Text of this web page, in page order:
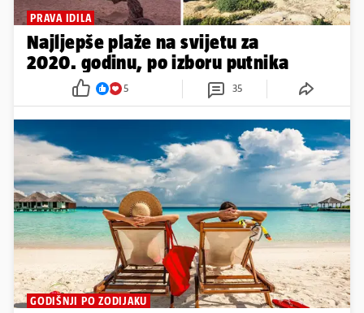
PRAVA IDILA
Najljepše plaže na svijetu za
2020. godinu, po izboru putnika
5 35
GODIŠNJI PO ZODIJAKU